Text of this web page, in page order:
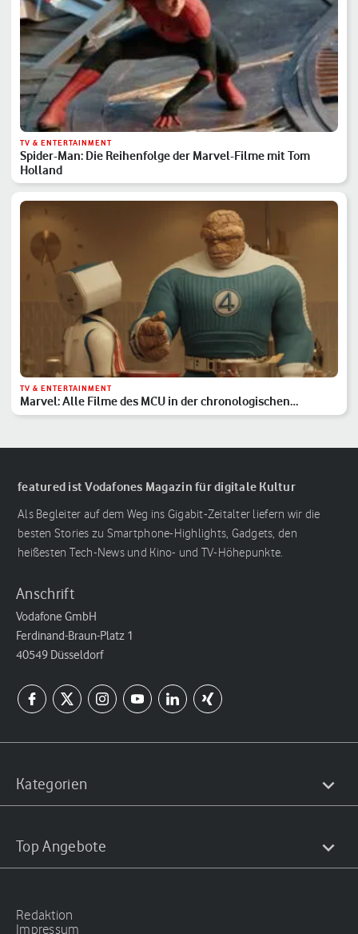
TV & ENTERTAINMENT
Spider-Man: Die Reihenfolge der Marvel-Filme mit Tom
Holland
TV & ENTERTAINMENT
Marvel: Alle Filme des MCU in der chronologischen
Reihenfolge
featured ist Vodafones Magazin für digitale Kultur
Als Begleiter auf dem Weg ins Gigabit-Zeitalter liefern wir die
besten Stories zu Smartphone-Highlights, Gadgets, den
heißesten Tech-News und Kino- und TV-Höhepunkte.
Anschrift
Vodafone GmbH
Ferdinand-Braun-Platz 1
40549 Düsseldorf
Kategorien
Top Angebote
Redaktion
Impressum